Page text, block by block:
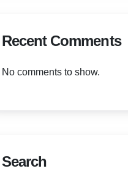
Recent Comments
No comments to show.
Search